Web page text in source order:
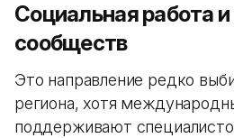
Социальная работа и
сообществ
Это направление редко
региона, хотя
поддерживают